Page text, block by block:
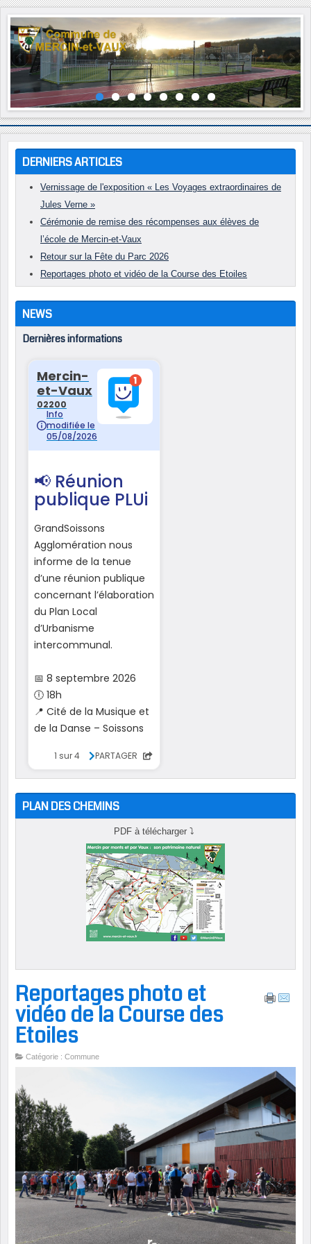
DERNIERS ARTICLES
Vernissage de l'exposition « Les Voyages extraordinaires de
Jules Verne »
Cérémonie de remise des récompenses aux élèves de
l’école de Mercin-et-Vaux
Retour sur la Fête du Parc 2026
Reportages photo et vidéo de la Course des Etoiles
NEWS
Dernières informations
PLAN DES CHEMINS
PDF à télécharger ⤵
Reportages photo et
vidéo de la Course des
Etoiles
Catégorie : Commune
Année
précédente
Mois
précédent
Année
suivante
Mois
suivant